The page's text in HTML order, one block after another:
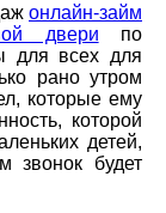
онлайн-займ
двери по
для всех для
рано утром
которые ему
которой
детей,
звонок будет